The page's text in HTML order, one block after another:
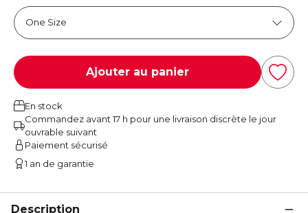
Ajouter au panier
En stock
Commandez avant 17 h pour une livraison discrète le jour
ouvrable suivant
Paiement sécurisé
1 an de garantie
Description